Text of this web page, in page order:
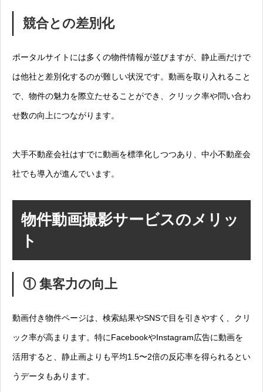
競合との差別化
ポータルサイトには多くの物件情報が並びますが、静止画だけで
は他社と差別化するのが難しい状況です。動画を取り入れること
で、物件の魅力を際立たせることができ、クリック率や問い合わ
せ数の向上につながります。
大手不動産会社はすでに動画を標準化しつつあり、中小不動産会
社でも導入が進んでいます。
物件動画撮影サービスのメリッ
ト
① 集客力の向上
動画付き物件ページは、検索結果やSNSで目を引きやすく、クリ
ック率が高まります。特にFacebookやInstagram広告に動画を
活用すると、静止画よりも平均1.5〜2倍の反応率を得られるとい
うデータもあります。